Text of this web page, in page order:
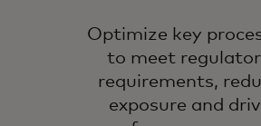
Optimize key
to meet
requirements,
exposure and